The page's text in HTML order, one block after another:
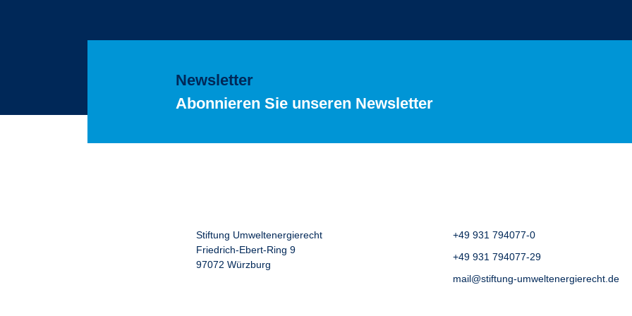
Newsletter
Abonnieren Sie unseren Newsletter
Stiftung Umweltenergierecht
Friedrich-Ebert-Ring 9
97072 Würzburg
+49 931 794077-0
+49 931 794077-29
mail@stiftung-umweltenergierecht.de